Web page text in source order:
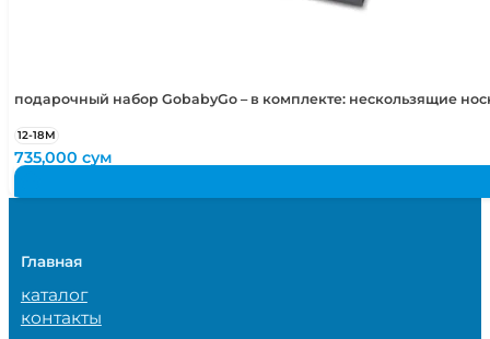
подарочный набор GobabyGo – в комплекте: нескользящие
12-18М
735,000сум
Главная
каталог
контакты